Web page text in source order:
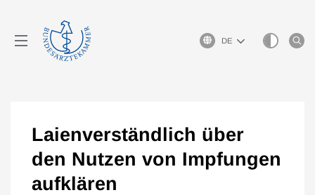
Sprachauswahl
Laienverständlich über
den Nutzen von Impfungen
aufklären